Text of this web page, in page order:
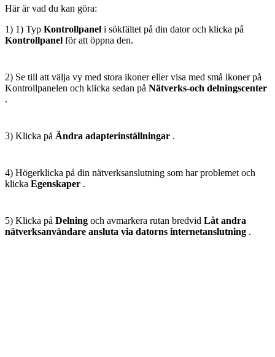
Här är vad du kan göra:
1) 1) Typ Kontrollpanel i sökfältet på din dator och klicka på
Kontrollpanel för att öppna den.
2) Se till att välja vy med stora ikoner eller visa med små ikoner på
Kontrollpanelen och klicka sedan på Nätverks-och delningscenter
.
3) Klicka på Ändra adapterinställningar .
4) Högerklicka på din nätverksanslutning som har problemet och
klicka Egenskaper .
5) Klicka på Delning och avmarkera rutan bredvid Låt andra
nätverksanvändare ansluta via datorns internetanslutning .